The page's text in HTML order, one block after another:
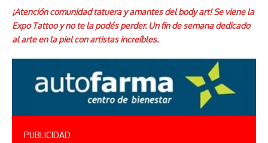
¡Atención comunidad tatuera y amantes del body art! Se viene la
Expo Tattoo y no te la podés perder. Un fin de semana dedicado
al arte en la piel con artistas increíbles.
PUBLICIDAD